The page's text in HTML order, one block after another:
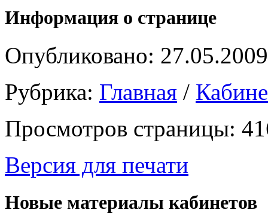
Информация о странице
Опубликовано: 27.05.2009
Рубрика: Главная /
Просмотров страницы:
Версия для печати
Новые материалы кабинетов